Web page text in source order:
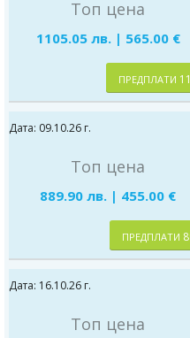
Топ цена
1105.05 лв. | 565.00 €
ПРЕДПЛАТИ
Дата: 09.10.26 г.
Топ цена
889.90 лв. | 455.00 €
ПРЕДПЛАТИ
Дата: 16.10.26 г.
Топ цена